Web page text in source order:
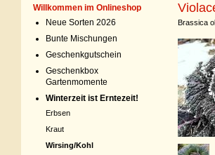
Willkommen im Onlineshop
Neue Sorten 2026
Bunte Mischungen
Geschenkgutschein
Geschenkbox
Gartenmomente
Winterzeit ist Erntezeit!
Erbsen
Kraut
Wirsing/Kohl
Brassica